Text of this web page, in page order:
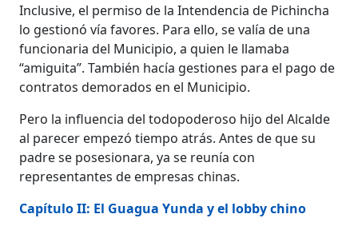
Inclusive, el permiso de la Intendencia de Pichincha
lo gestionó vía favores. Para ello, se valía de una
funcionaria del Municipio, a quien le llamaba
“amiguita”. También hacía gestiones para el pago de
contratos demorados en el Municipio.
Pero la influencia del todopoderoso hijo del Alcalde
al parecer empezó tiempo atrás. Antes de que su
padre se posesionara, ya se reunía con
representantes de empresas chinas.
Capítulo II: El Guagua Yunda y el lobby chino